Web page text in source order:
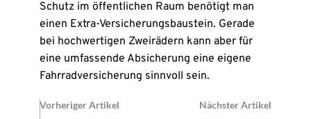
Schutz im öffentlichen Raum benötigt man
einen Extra-Versicherungsbaustein. Gerade
bei hochwertigen Zweirädern kann aber für
eine umfassende Absicherung eine eigene
Fahrradversicherung sinnvoll sein.
Vorheriger Artikel Nächster Artikel